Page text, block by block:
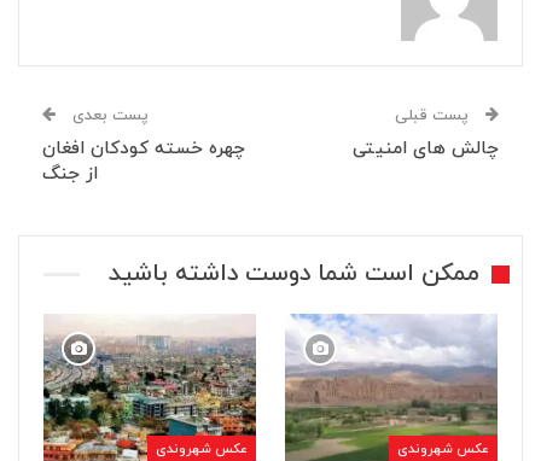
پست قبلی
چالش های امنیتی
پست بعدی
چهره خسته کودکان افغان
از جنگ
ممکن است شما دوست داشته باشید
عکس شهروندی عکس شهروندی